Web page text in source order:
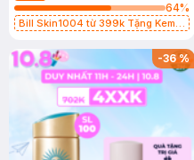
64%
Bill Skin1004 từ 399k Tặng Kem
SPF 50+ 20ml (SL Có Hạn)
-36%